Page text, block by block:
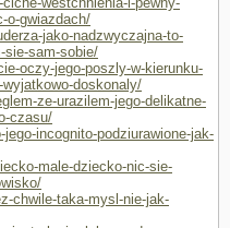
o-gwiazdach/
jako-nadzwyczajna-to-
sie-sam-sobie/
oczy-jego-poszly-w-kierunku-
doskonaly/
ze-urazilem-jego-delikatne-
czasu/
incognito-podziurawione-jak-
male-dziecko-nic-sie-
chwile-taka-mysl-nie-jak-